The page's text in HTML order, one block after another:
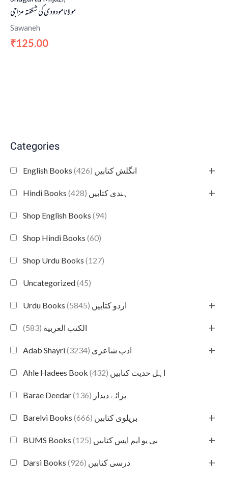
Categories
English Books انگلش کتابیں (426) +
Hindi Books ہندی کتابیں (428) +
Shop English Books (94)
Shop Hindi Books (60)
Shop Urdu Books (127)
Uncategorized(45)
Urdu Books اردو کتابیں (5845) +
الكتب العربية (583) +
Adab Shayri ادب شاعری (3234) +
Ahle Hadees Book اہل حدیث کتابیں (432)
Barae Deedar برائے دیدار (136)
Barelvi Books بریلوی کتابیں (666) +
BUMS Books بی یو ایم ایس کتابیں (125) +
Darsi Books درسی کتابیں (926) +
مولانا مودودی کی شگفتہ مزاجی
Sawaneh
₹125.00